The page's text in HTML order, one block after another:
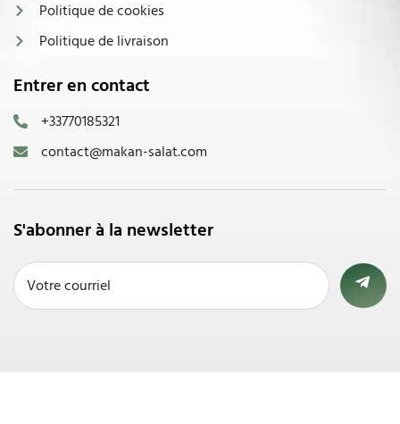
Politique de cookies
Politique de livraison
Entrer en contact
+33770185321
contact@makan-salat.com
S'abonner à la newsletter